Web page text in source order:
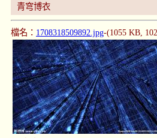
青穹博衣
檔名： 1708318509892.jpg-(1055 KB,